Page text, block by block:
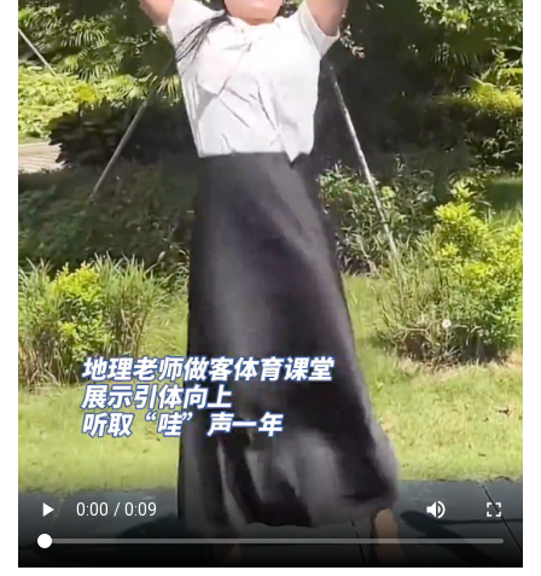
经济
城建
科教
健康
悠游
相亲
汽车
房产
消费
创意
文化